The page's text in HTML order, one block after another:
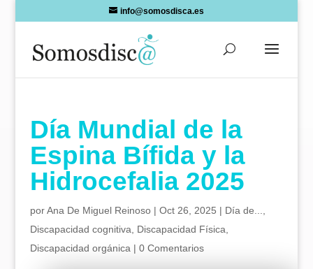
info@somosdisca.es
Día Mundial de la
Espina Bífida y la
Hidrocefalia 2025
porAna De Miguel Reinoso| Oct 26, 2025 | Día de...
Discapacidad cognitiva
Discapacidad Física
Discapacidad orgánica | 0 Comentarios